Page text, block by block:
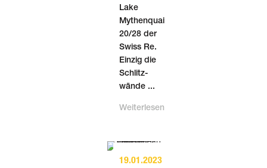
Lake
Mythen­quai
20/28 der
Swiss Re.
Einzig die
Schlitz­
wände ...
Weiterlesen
19.01.2023